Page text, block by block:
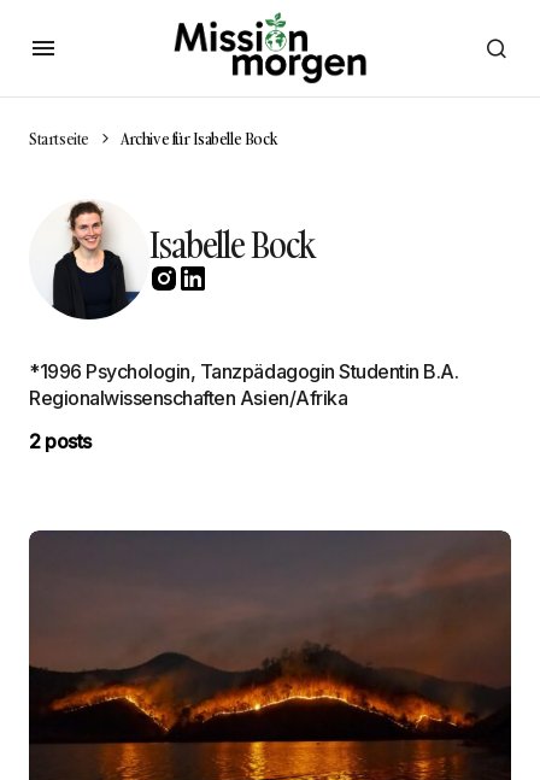
Startseite Archive für Isabelle Bock
Isabelle Bock
*1996 Psychologin, Tanzpädagogin Studentin B.A.
Regionalwissenschaften Asien/Afrika
2 posts